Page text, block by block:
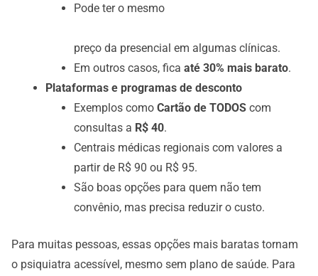
Pode ter o mesmo
preço da presencial em algumas clínicas.
Em outros casos, fica até 30% mais barato.
Plataformas e programas de desconto
Exemplos como Cartão de TODOS com
consultas a R$ 40.
Centrais médicas regionais com valores a
partir de R$ 90 ou R$ 95.
São boas opções para quem não tem
convênio, mas precisa reduzir o custo.
Para muitas pessoas, essas opções mais baratas tornam
o psiquiatra acessível, mesmo sem plano de saúde. Para